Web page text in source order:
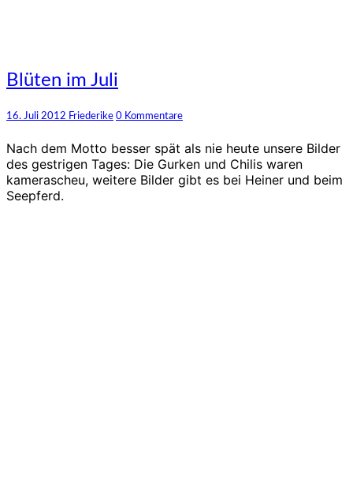
Blüten
im
Juli
Blüten im Juli
16. Juli 2012 Friederike Kommentare
0 Kommentare
Nach dem Motto besser spät als nie heute unsere Bilder
des gestrigen Tages: Die Gurken und Chilis waren
kamerascheu, weitere Bilder gibt es bei Heiner und beim
Seepferd.